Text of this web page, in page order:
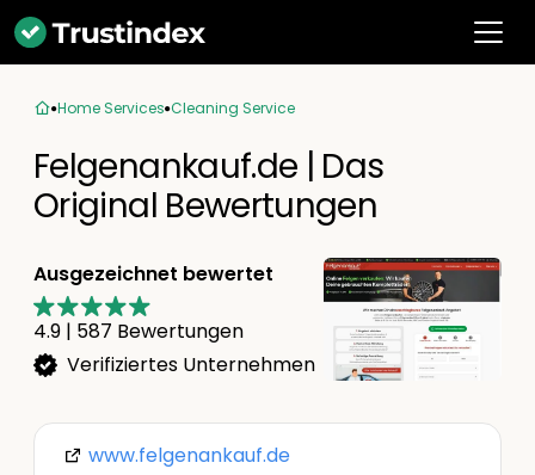
Home Services Cleaning Service
Felgenankauf.de | Das
Original Bewertungen
Ausgezeichnet bewertet
4.9 | 587 Bewertungen
Verifiziertes Unternehmen
www.felgenankauf.de